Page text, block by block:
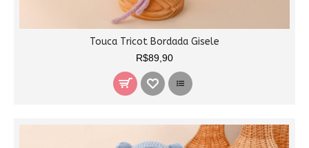
Touca Tricot Bordada Gisele
R$89,90